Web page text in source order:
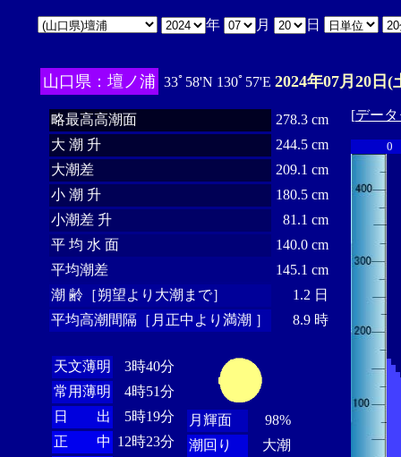
年 月 日
山口県：壇ノ浦 33ﾟ58'N 130ﾟ57'E 2024年07月20日(
略最高高潮面
278.3 cm
大 潮 升
244.5 cm
大潮差
209.1 cm
小 潮 升
180.5 cm
小潮差 升
81.1 cm
平 均 水 面
140.0 cm
平均潮差
145.1 cm
潮 齢［朔望より大潮まで］
1.2 日
平均高潮間隔［月正中より満潮 ］
8.9 時
天文薄明
3時40分
常用薄明
4時51分
日 出
5時19分
正 中 12時23分
月輝面
98%
潮回り
大潮
[デー
0